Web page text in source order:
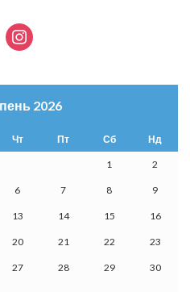
instagram
2026
Чт Пт Сб Нд
1 2
6 7 8 9
13 14 15 16
20 21 22 23
27 28 29 30